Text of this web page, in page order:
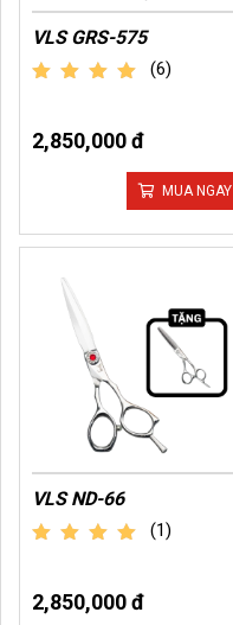
VLS GRS-575
(6)
2,850,000 đ
MUA NGAY
VLS ND-66
(1)
2,850,000 đ